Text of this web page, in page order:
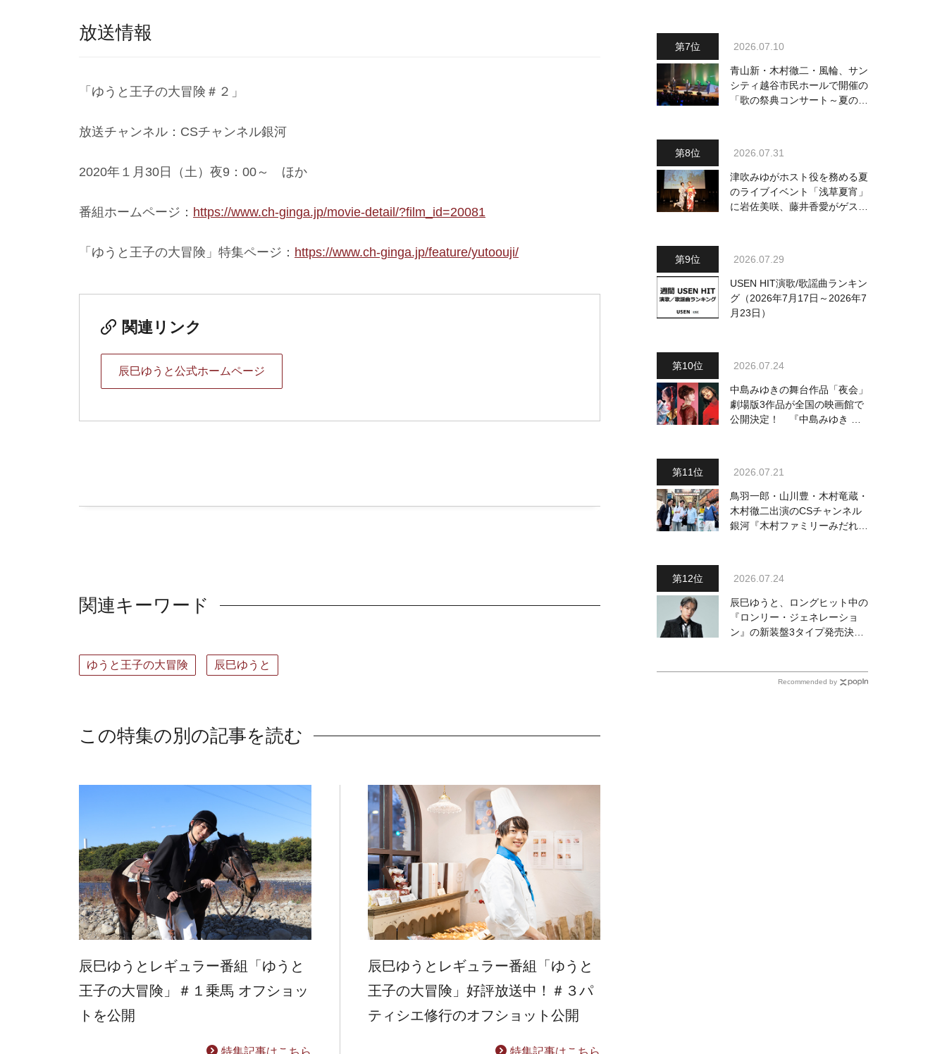
放送情報
「ゆうと王子の大冒険＃２」
放送チャンネル：CSチャンネル銀河
2020年１月30日（土）夜9：00～ ほか
番組ホームページ： https://www.ch-ginga.jp/movie-detail/?film_id=20081
「ゆうと王子の大冒険」特集ページ： https://www.ch-ginga.jp/feature/yutoouji/
関連リンク
辰巳ゆうと公式ホームページ
関連キーワード
ゆうと王子の大冒険 辰巳ゆうと
この特集の別の記事を読む
辰巳ゆうとレギュラー番組「ゆうと
王子の大冒険」＃１乗馬 オフショッ
トを公開
特集記事はこちら
辰巳ゆうとレギュラー番組「ゆうと
王子の大冒険」好評放送中！＃３パ
ティシエ修行のオフショット公開
特集記事はこちら
2026.07.10
青山新・木村徹二・風輪、サン
シティ越谷市民ホールで開催の
「歌の祭典コンサート～夏の陣
2026.07.31
津吹みゆがホスト役を務める夏
のライブイベント「浅草夏宵」
に岩佐美咲、藤井香愛がゲスト
2026.07.29
USEN HIT演歌/歌謡曲ランキン
グ（2026年7月17日～2026年7
月23日）
2026.07.24
中島みゆきの舞台作品「夜会」
劇場版3作品が全国の映画館で
公開決定！ 『中島みゆき 劇
2026.07.21
鳥羽一郎・山川豊・木村竜蔵・
木村徹二出演のCSチャンネル
銀河『木村ファミリーみだれ旅
2026.07.24
辰巳ゆうと、ロングヒット中の
『ロンリー・ジェネレーショ
ン』の新装盤3タイプ発売決
Recommended by